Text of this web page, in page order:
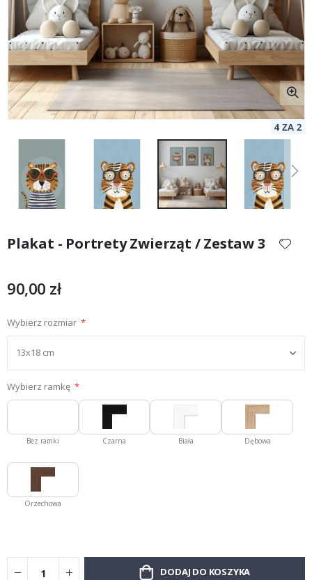
początek
Plakat - Portrety Zwierząt / Zestaw 3
90,00 zł
Wybierz rozmiar
Wybierz ramkę
Bez ramki Czarna Biała Dębowa
Orzechowa
DODAJ DO KOSZYKA